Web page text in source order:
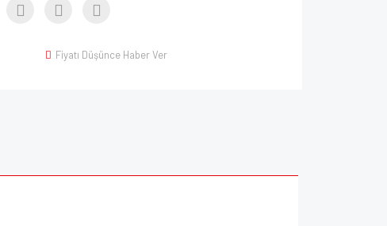
Fiyatı Düşünce Haber Ver